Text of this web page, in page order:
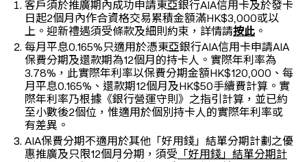
客戶須於推廣期內成功申請東亞銀行AIA信用卡及於發卡
日起2個月內作合資格交易累積金額滿HK$3,000或以
上。迎新禮遇須受條款及細則約束，詳情請按此 。
每月平息0.165%只適用於憑東亞銀行AIA信用卡申請AIA
保費分期及還款期為12個月的持卡人。實際年利率為
3.78%，此實際年利率以保費分期金額HK$120,000、每
月平息0.165%、還款期12個月及HK$50手續費計算。實
際年利率乃根據《銀行營運守則》之指引計算，並已約
至小數後2個位，惟適用於個別持卡人的實際年利率或
有差異。
AIA保費分期不適用於其他「好用錢」結單分期計劃之優
惠推廣及只限12個月分期，須受 「好用錢」結單分期計